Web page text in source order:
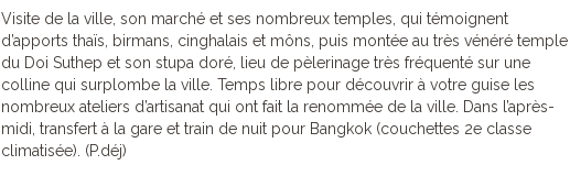
Visite de la ville, son marché et ses nombreux temples, qui témoignent
d’apports thaïs, birmans, cinghalais et môns, puis montée au très vénéré temple
du Doi Suthep et son stupa doré, lieu de pèlerinage très fréquenté sur une
colline qui surplombe la ville. Temps libre pour découvrir à votre guise les
nombreux ateliers d’artisanat qui ont fait la renommée de la ville. Dans l’après-
midi, transfert à la gare et train de nuit pour Bangkok (couchettes 2e classe
climatisée). (P.déj)